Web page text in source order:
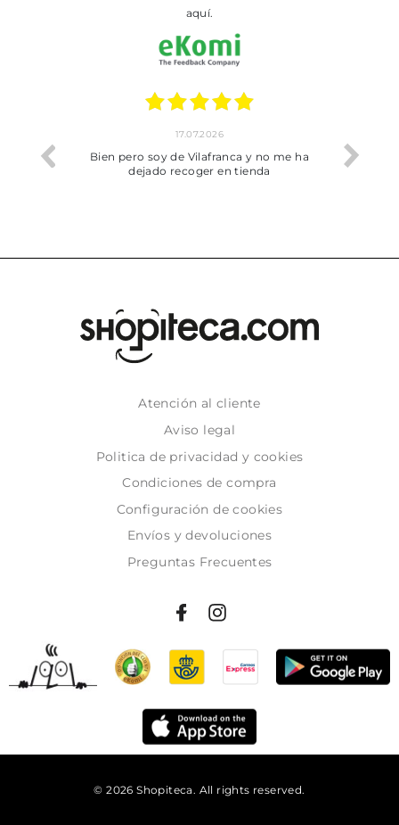
aquí.
trobat
17.07.2026
Bien pero soy de Vilafranca y no me ha
dejado recoger en tienda
Atención al cliente
Aviso legal
Politica de privacidad y cookies
Condiciones de compra
Configuración de cookies
Envíos y devoluciones
Preguntas Frecuentes
© 2026 Shopiteca. All rights reserved.